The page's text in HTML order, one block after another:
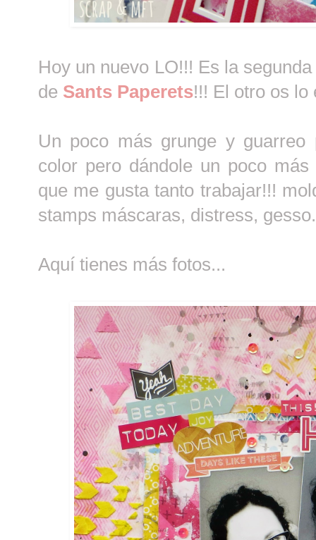
Hoy un nuevo LO!!! Es la
de Sants Paperets!!! El otro os
Un poco más grunge y
color pero dándole un poco
que me gusta tanto trabajar!!!
stamps máscaras, distress,
Aquí tienes más fotos...